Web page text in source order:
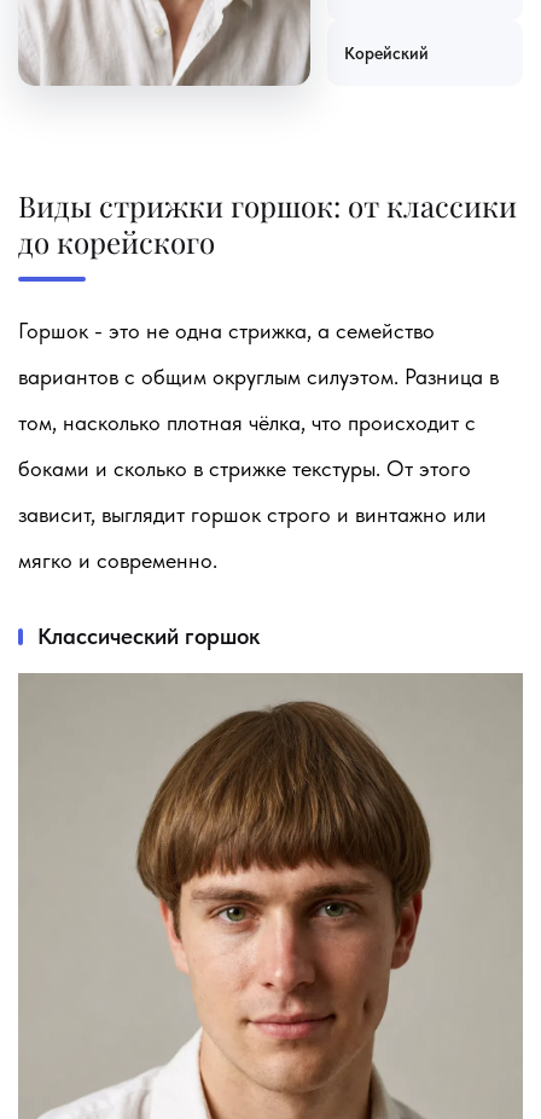
Корейский
Виды стрижки горшок: от классики
до корейского
Горшок - это не одна стрижка, а семейство
вариантов с общим округлым силуэтом. Разница в
том, насколько плотная чёлка, что происходит с
боками и сколько в стрижке текстуры. От этого
зависит, выглядит горшок строго и винтажно или
мягко и современно.
Классический горшок